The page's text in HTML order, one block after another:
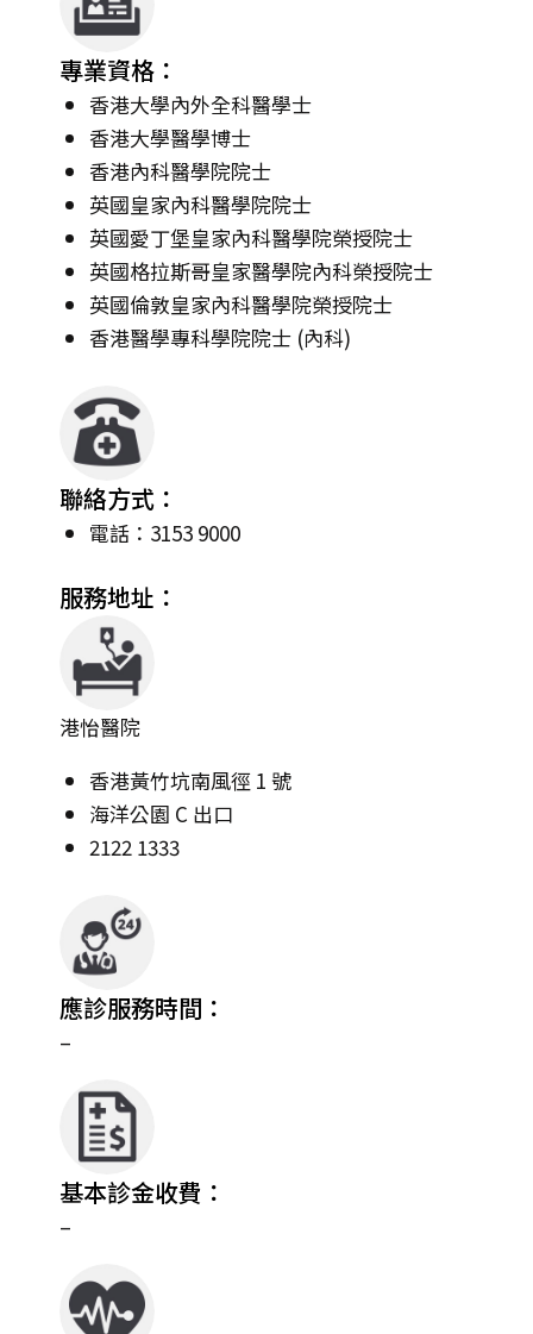
專業資格：
香港大學內外全科醫學士
香港大學醫學博士
香港內科醫學院院士
英國皇家內科醫學院院士
英國愛丁堡皇家內科醫學院榮授院士
英國格拉斯哥皇家醫學院內科榮授院士
英國倫敦皇家內科醫學院榮授院士
香港醫學專科學院院士 (內科)
聯絡方式：
電話：3153 9000
服務地址：
港怡醫院
香港黃竹坑南風徑 1 號
海洋公園 C 出口
2122 1333
應診服務時間：
–
基本診金收費：
–